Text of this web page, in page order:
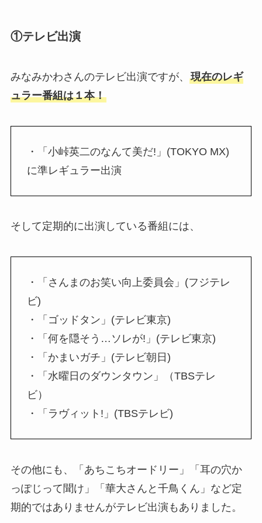
①テレビ出演
みなみかわさんのテレビ出演ですが、 現在のレギ
ュラー番組は１本！
・「小峠英二のなんて美だ!」(TOKYO MX)
に準レギュラー出演
そして定期的に出演している番組には、
・「さんまのお笑い向上委員会」(フジテレ
ビ)
・「ゴッドタン」(テレビ東京)
・「何を隠そう…ソレが!」(テレビ東京)
・「かまいガチ」(テレビ朝日)
・「水曜日のダウンタウン」（TBSテレ
ビ）
・「ラヴィット!」(TBSテレビ)
その他にも、「あちこちオードリー」「耳の穴か
っぽじって聞け」「華大さんと千鳥くん」など定
期的ではありませんがテレビ出演もありました。